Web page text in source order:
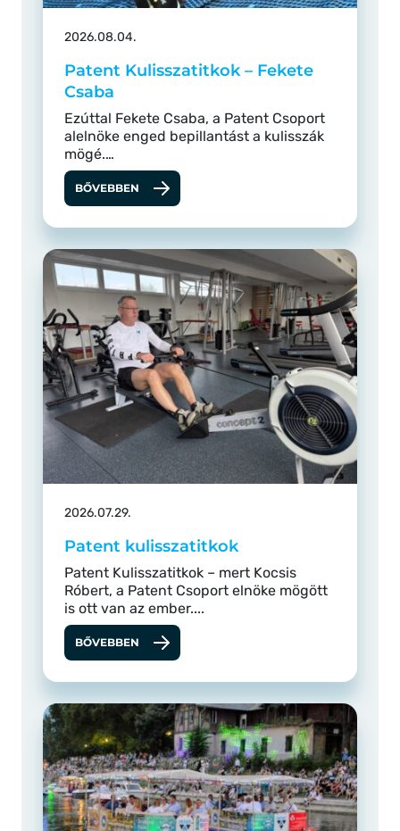
2026.08.04.
Patent Kulisszatitkok – Fekete
Csaba
Ezúttal Fekete Csaba, a Patent Csoport
alelnöke enged bepillantást a kulisszák
mögé.…
BŐVEBBEN
2026.07.29.
Patent kulisszatitkok
Patent Kulisszatitkok – mert Kocsis
Róbert, a Patent Csoport elnöke mögött
is ott van az ember....
BŐVEBBEN